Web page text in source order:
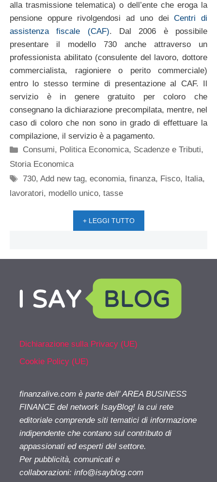
alla trasmissione telematica) o dell’ente che eroga la
pensione oppure rivolgendosi ad uno deiCentri di
assistenza fiscale (CAF). Dal 2006 è possibile
presentare il modello 730 anche attraverso un
professionista abilitato (consulente del lavoro, dottore
commercialista, ragioniere o perito commerciale)
entro lo stesso termine di presentazione al CAF. Il
servizio è in genere gratuito per coloro che
consegnano la dichiarazione precompilata, mentre, nel
caso di coloro che non sono in grado di effettuare la
compilazione, il servizio è a pagamento.
Categorie
Consumi, Politica Economica, Scadenze e Tributi,
Storia Economica
Tag
730,Add new tag,economia,finanza, Fisco, Italia,
lavoratori, modello unico, tasse
+ LEGGI TUTTO
Dichiarazione sulla Privacy (UE)
Cookie Policy (UE)
finanzalive.com è parte dell' AREA BUSINESS
FINANCE del network IsayBlog! la cui rete
editoriale comprende siti tematici di informazione
indipendente che contano sul contributo di
appassionati ed esperti del settore.
Per pubblicità, comunicati e
collaborazioni: info@isayblog.com